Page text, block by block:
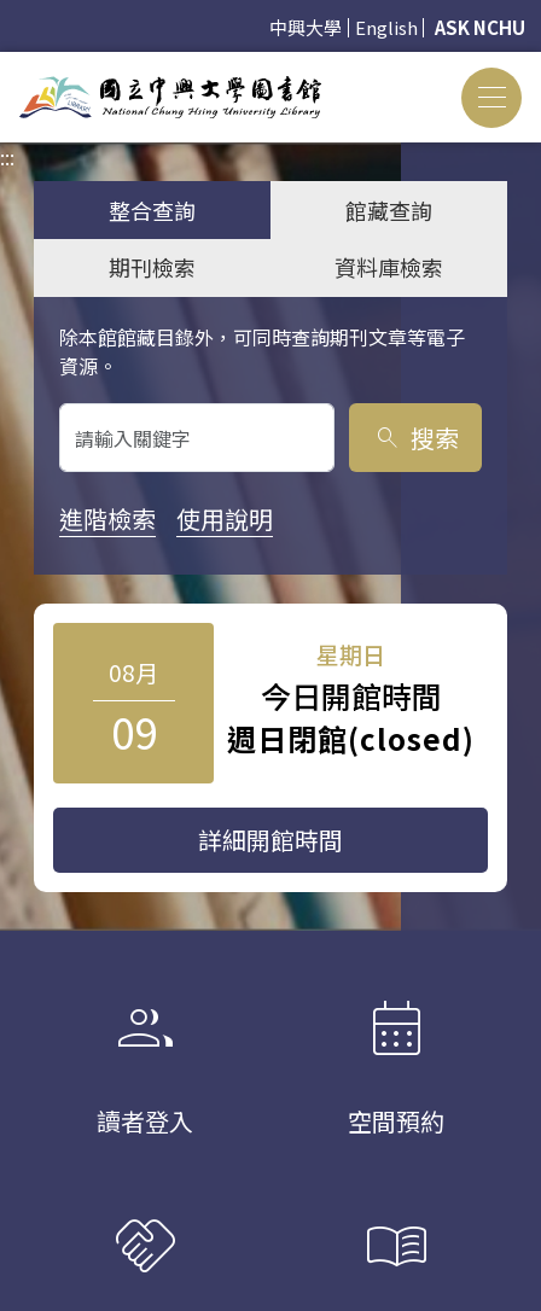
中興大學 English ASK NCHU
:::
整合查詢
館藏查詢
期刊檢索
資料庫檢索
除本館館藏目錄外，可同時查詢期刊文章等電子
資源。
關鍵字搜尋
search 搜索
進階檢索 使用說明
08月
09
星期日
今日開館時間
週日閉館(closed)
詳細開館時間
group
讀者登入
calendar_month
空間預約
handshake menu_book